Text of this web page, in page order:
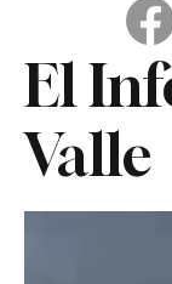
El
Valle